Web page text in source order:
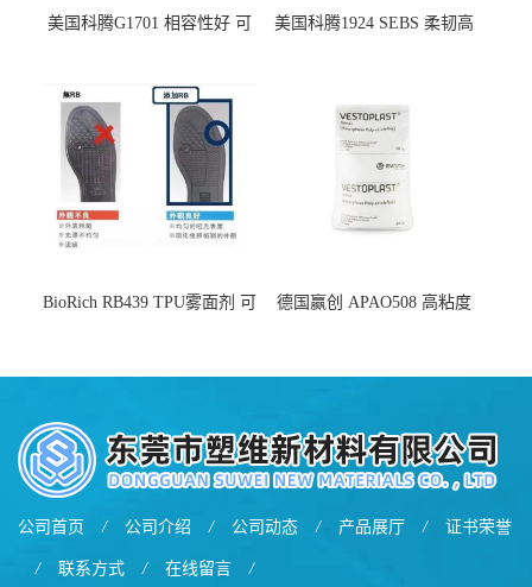
美国科腾G1701 相容性好 可
美国科腾1924 SEBS 柔韧高
BioRich RB439 TPU雾面剂 可
德国赢创 APAO508 高粘度
公司首页 / 公司介绍 / 公司动态 / 产品展厅 / 证书荣誉
/ 联系方式 / 在线留言 /